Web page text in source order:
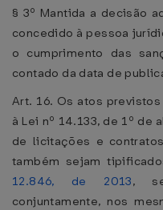
§ 3º Mantida a decisão
concedido à pessoa
o cumprimento das
contado da data de
Art. 16. Os atos
à Lei nº 14.133, de 1º de
de licitações e
também sejam
12.846, de 2013,
conjuntamente, nos